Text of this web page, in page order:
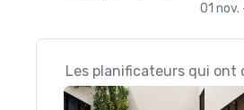
01 nov.
Les planificateurs qui ont